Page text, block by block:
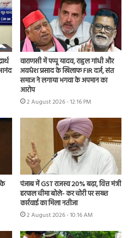
वाराणसी में पप्पू यादव, राहुल गांधी और
अवधेश प्रसाद के खिलाफ FIR दर्ज, संत
समाज ने लगाया भगवा के अपमान का
आरोप
2 August 2026 - 12:16 PM
पंजाब में GST राजस्व 20% बढ़ा, वित्त मंत्री
हरपाल चीमा बोले- कर चोरी पर सख्त
कार्रवाई का मिला नतीजा
2 August 2026 - 10:16 AM